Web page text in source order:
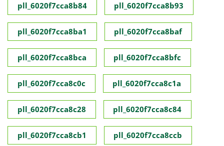
pll_6020f7cca8b84 pll_6020f7cca8b93
pll_6020f7cca8ba1 pll_6020f7cca8baf
pll_6020f7cca8bca pll_6020f7cca8bfc
pll_6020f7cca8c0c pll_6020f7cca8c1a
pll_6020f7cca8c28 pll_6020f7cca8c84
pll_6020f7cca8cb1 pll_6020f7cca8ccb